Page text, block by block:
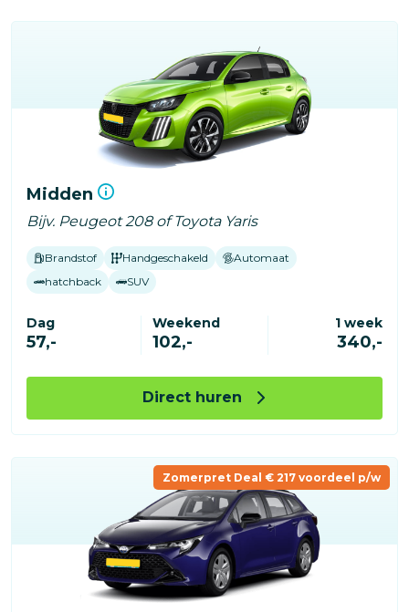
Midden
Bijv. Peugeot 208 of Toyota Yaris
Brandstof Handgeschakeld
Automaat
hatchback
SUV
Dag
57,-
Weekend
102,-
1 week
340,-
Direct huren
Zomerpret Deal € 217 voordeel p/w